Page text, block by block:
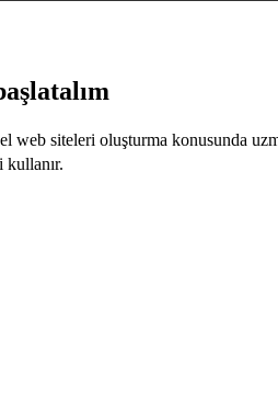
siteleri oluşturma konusunda
kullanır.